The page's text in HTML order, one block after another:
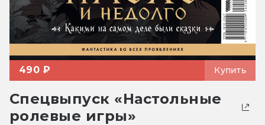
490 ₽ Купить
Спецвыпуск «Настольные
ролевые игры»